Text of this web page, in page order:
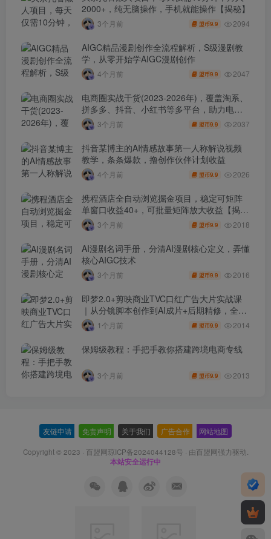
2000+，纯无脑操作，手机就能操作【揭秘】
3个月前 盟币9.9 2094
AIGC精品漫剧创作全流程解析，S级漫剧教
学，从零开始学AIGC漫剧创作
4个月前 盟币9.9 2047
电商圈实战干货(2023-2026年)，覆盖淘系、
拼多多、抖音、小红书等多平台，助力电商
人避开坑、提效率、稳盈利(更新4月)
3个月前 盟币9.9 2037
抖音某博主的AI情感故事第一人称解说视频
教学，条条爆款，撸创作伙伴计划收益
4个月前 盟币9.9 2026
携程酒店全自动浏览掘金项目，稳定可矩阵
单窗口收益40+，可批量矩阵放大收益【揭
秘】3个月前 盟币9.9 2018
AI漫剧名词手册，分清AI漫剧核心定义，弄懂
核心AIGC技术
3个月前 盟币9.9 2016
即梦2.0+剪映商业TVC口红广告大片实战课
｜从分镜脚本创作到AI成片+后期精修，全流
程打造品牌级产品广告
1个月前 盟币9.9 2014
保姆级教程：手把手教你搭建跨境电商专线
3个月前 盟币9.9 2013
友链申请 免责声明 关于我们 广告合作 网站地图
Copyright © 2023 · 百盟网琼ICP备2024044128号 · 由百盟网强力驱动.
本站安全运行中